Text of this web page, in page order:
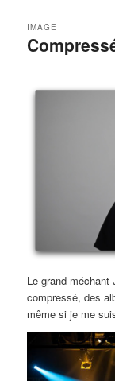
IMAGE
Le grand
compressé, des
même si je me